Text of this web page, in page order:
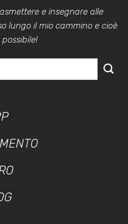
e insegnare alle
lungo il mio cammino e cioè